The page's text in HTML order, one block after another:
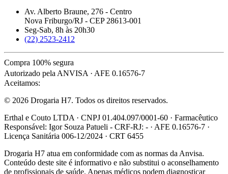
Av. Alberto Braune, 276 - Centro
Nova Friburgo/RJ - CEP 28613-001
Seg-Sab, 8h às 20h30
(22) 2523-2412
Compra 100% segura
Autorizado pela ANVISA · AFE 0.16576-7
Aceitamos:
© 2026 Drogaria H7. Todos os direitos reservados.
Erthal e Couto LTDA · CNPJ 01.404.097/0001-60 · Farmacêutico
Responsável: Igor Souza Patueli - CRF-RJ: - · AFE 0.16576-7 ·
Licença Sanitária 006-12/2024 · CRT 6455
Drogaria H7 atua em conformidade com as normas da Anvisa.
Conteúdo deste site é informativo e não substitui o aconselhamento
de profissionais de saúde. Apenas médicos podem diagnosticar